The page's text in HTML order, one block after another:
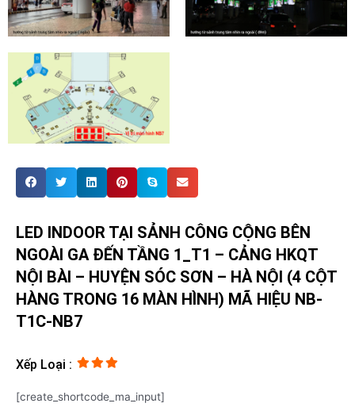
LED INDOOR TẠI SẢNH CÔNG CỘNG BÊN
NGOÀI GA ĐẾN TẦNG 1_T1 – CẢNG HKQT
NỘI BÀI – HUYỆN SÓC SƠN – HÀ NỘI (4 CỘT
HÀNG TRONG 16 MÀN HÌNH) MÃ HIỆU NB-
T1C-NB7
Xếp Loại :
[create_shortcode_ma_input]